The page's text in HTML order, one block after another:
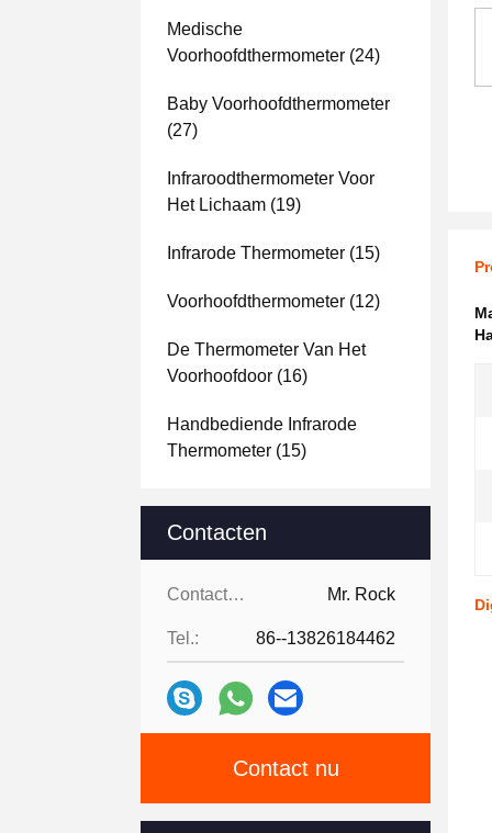
Medische
Voorhoofdthermometer (24)
Baby Voorhoofdthermometer
(27)
Infraroodthermometer Voor
Het Lichaam (19)
Infrarode Thermometer (15)
Voorhoofdthermometer (12)
De Thermometer Van Het
Voorhoofdoor (16)
Handbediende Infrarode
Thermometer (15)
Contacten
Contacten: Mr. Rock
Tel.: 86--13826184462
Contact nu